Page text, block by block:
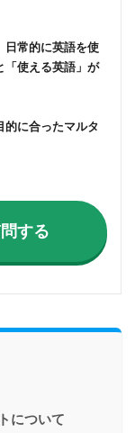
日常的に英語を使
「使える英語」が
的に合ったマルタ
する
について